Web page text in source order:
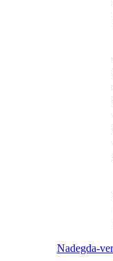
Nadegda-